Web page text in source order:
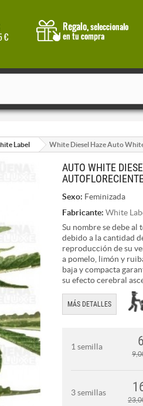
Label White Diesel Haze Auto
AUTO WHITE
Sexo: Feminizada
Fabricante: White
Su nombre se debe al
debido a la cantidad
reproducción de su
a pomelo, limón y
baja y compacta
su efecto cerebral
MÁS DETALLES
1 semilla
3 semillas